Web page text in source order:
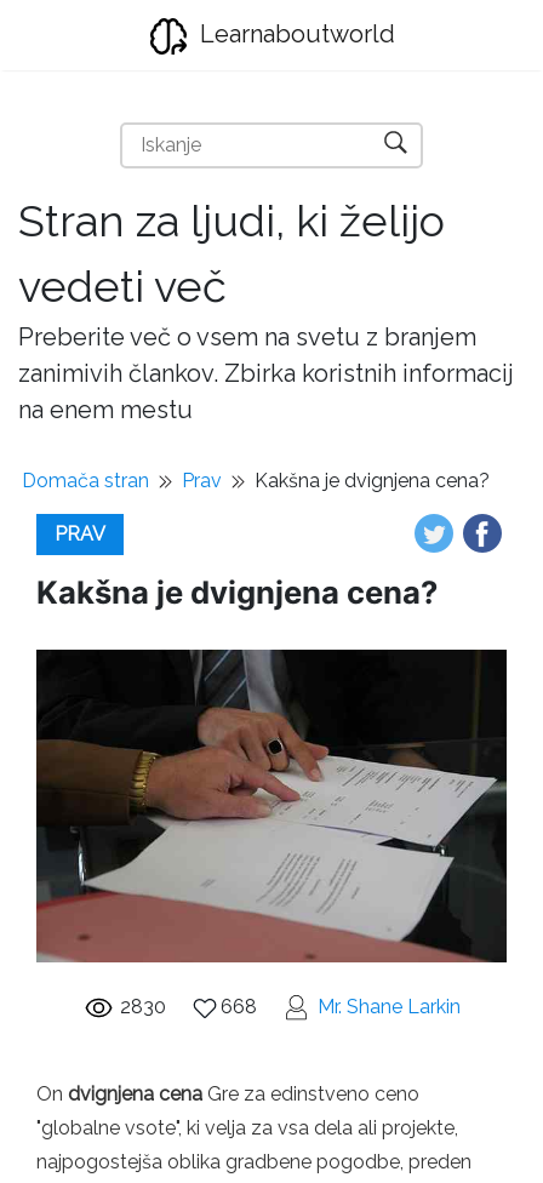
Learnaboutworld
Stran za ljudi, ki želijo
vedeti več
Preberite več o vsem na svetu z branjem
zanimivih člankov. Zbirka koristnih informacij
na enem mestu
Domača stran Prav Kakšna je dvignjena cena?
PRAV
Kakšna je dvignjena cena?
2830 668 Mr. Shane Larkin
On dvignjena cena Gre za edinstveno ceno
"globalne vsote", ki velja za vsa dela ali projekte,
najpogostejša oblika gradbene pogodbe, preden